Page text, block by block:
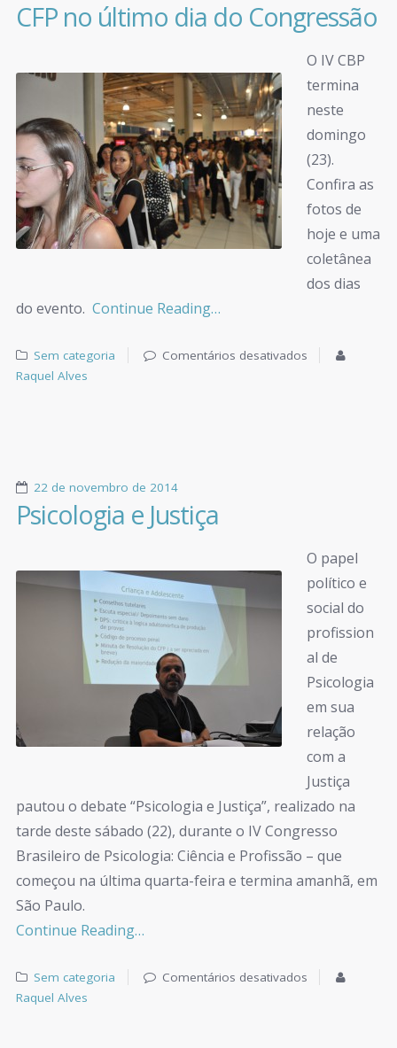
CFP no último dia do Congressão
O IV CBP
termina
neste
domingo
(23).
Confira as
fotos de
hoje e uma
coletânea
dos dias
do evento. Continue Reading…
Sem categoria
Comentários desativados
Raquel Alves
22 de novembro de 2014
Psicologia e Justiça
O papel
político e
social do
profission
al de
Psicologia
em sua
relação
com a
Justiça
pautou o debate “Psicologia e Justiça”, realizado na
tarde deste sábado (22), durante o IV Congresso
Brasileiro de Psicologia: Ciência e Profissão – que
começou na última quarta-feira e termina amanhã, em
São Paulo.
Continue Reading…
Sem categoria
Comentários desativados
Raquel Alves